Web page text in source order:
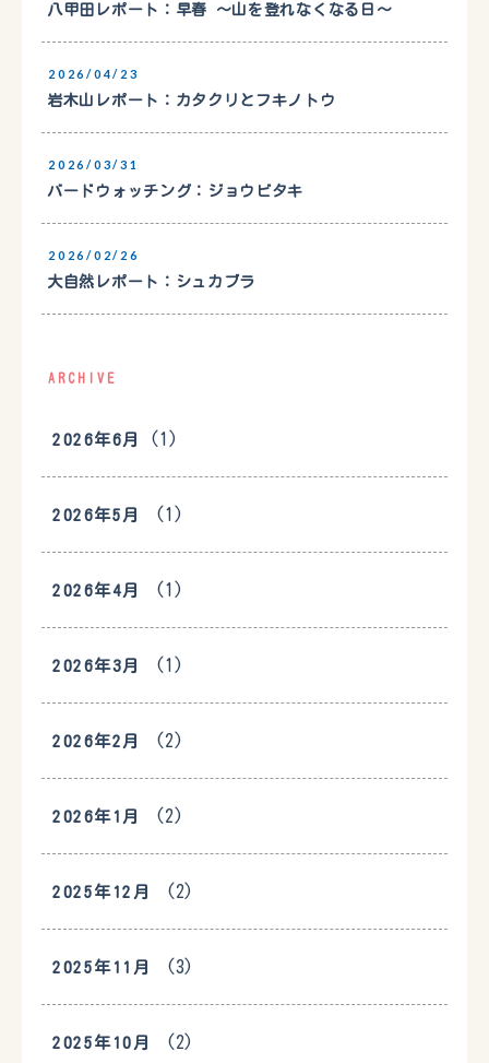
八甲田レポート：早春 〜山を登れなくなる日〜
2026/04/23
岩木山レポート：カタクリとフキノトウ
2026/03/31
バードウォッチング：ジョウビタキ
2026/02/26
大自然レポート：シュカブラ
ARCHIVE
2026年6月 (1)
2026年5月 (1)
2026年4月 (1)
2026年3月 (1)
2026年2月 (2)
2026年1月 (2)
2025年12月 (2)
2025年11月 (3)
2025年10月 (2)